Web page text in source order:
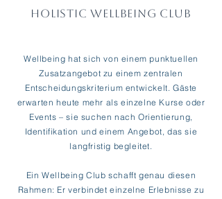
HOLISTIC WELLBEING CLUB
Wellbeing hat sich von einem punktuellen
Zusatzangebot zu einem zentralen
Entscheidungskriterium entwickelt. Gäste
erwarten heute mehr als einzelne Kurse oder
Events – sie suchen nach Orientierung,
Identifikation und einem Angebot, das sie
langfristig begleitet.
Ein Wellbeing Club schafft genau diesen
Rahmen: Er verbindet einzelne Erlebnisse zu